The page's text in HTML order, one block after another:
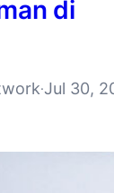
di
·Jul 30,